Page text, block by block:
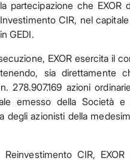
la partecipazione che EXOR
Investimento CIR, nel
in GEDI.
EXOR esercita il
sia direttamente
278.907.169 azioni
emesso della Società
degli azionisti della
CIR,